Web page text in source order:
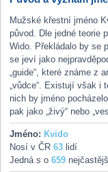
Mužské křestní jméno
původ. Dle jedné teorie
Wido. Překládalo by se
se jeví jako
„guide“, které známe z
„vůdce“. Existují však i
nich by jméno
pak jako „živý“ nebo
Jméno: Kvido
Nosí v ČR 63lidí
Jedná s o 659